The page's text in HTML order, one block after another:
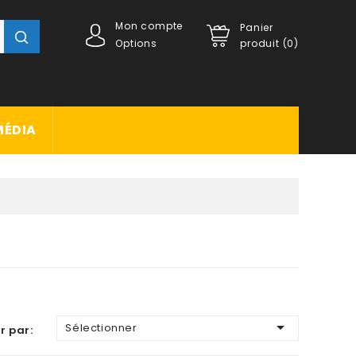
Panier
produit (0)
Mon compte
Options
par: Sélectionner 